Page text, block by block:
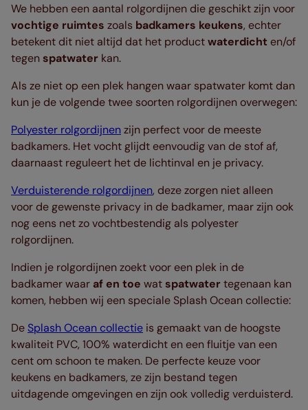
We hebben een aantal rolgordijnen die geschikt zijn voor
vochtige ruimtes zoals badkamers keukens, echter
betekent dit niet altijd dat het productwaterdicht en/of
tegen spatwater kan.
Als ze niet op een plek hangen waar spatwater komt dan
kun je de volgende twee soorten rolgordijnen overwegen:
Polyester rolgordijnenzijn perfect voor de meeste
badkamers. Het vocht glijdt eenvoudig van de stof af,
daarnaast reguleert het de lichtinval en je privacy.
Verduisterende rolgordijnen, deze zorgen niet alleen
voor de gewenste privacy in de badkamer, maar zijn ook
nog eens net zo vochtbestendig als polyester
rolgordijnen.
Indien je rolgordijnen zoekt voor een plek in de
badkamer waar af en toe wat spatwater tegenaan kan
komen, hebben wij een speciale Splash Ocean collectie:
De Splash Ocean collectie is gemaakt van de hoogste
kwaliteit PVC, 100% waterdicht en een fluitje van een
cent om schoon te maken. De perfecte keuze voor
keukens en badkamers, ze zijn bestand tegen
uitdagende omgevingen en zijn ook volledig verduisterd.